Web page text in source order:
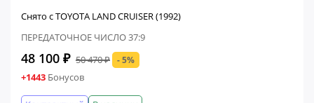
Снято с TOYOTA LAND CRUISER (1992)
ПЕРЕДАТОЧНОЕ ЧИСЛО 37:9
48 100 ₽ 50 470 ₽ - 5%
+1443 Бонусов